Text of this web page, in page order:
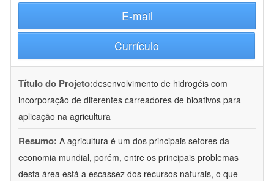
E-mail
Currículo
Título do Projeto:desenvolvimento de hidrogéis com
incorporação de diferentes carreadores de bioativos para
aplicação na agricultura
Resumo: A agricultura é um dos principais setores da
economia mundial, porém, entre os principais problemas
desta área está a escassez dos recursos naturais, o que